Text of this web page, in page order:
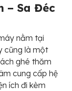
– Sa Đéc
nằm tại
cũng là một
ghé thăm
cung cấp hệ
ích đi kèm